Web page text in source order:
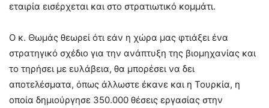
εταιρία εισέρχεται και στο στρατιωτικό κομμάτι.
Ο κ. Θωμάς θεωρεί ότι εάν η χώρα μας φτιάξει ένα
στρατηγικό σχέδιο για την ανάπτυξη της βιομηχανίας και
το τηρήσει με ευλάβεια, θα μπορέσει να δει
αποτελέσματα, όπως άλλωστε έκανε και η Τουρκία, η
οποία δημιούργησε 350.000 θέσεις εργασίας στην